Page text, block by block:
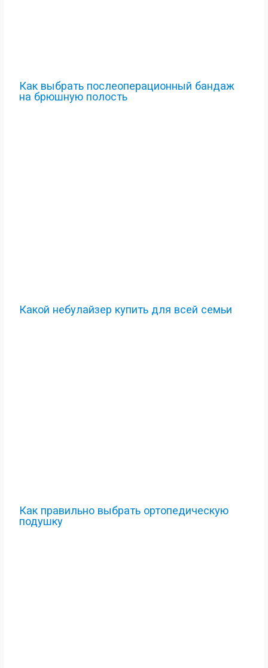
Как выбрать послеоперационный бандаж
на брюшную полость
Какой небулайзер купить для всей семьи
Как правильно выбрать ортопедическую
подушку